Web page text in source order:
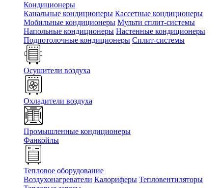
Кондиционеры
Канальные кондиционеры Кассетные кондиционеры
Мобильные кондиционеры Мульти сплит-системы
Напольные кондиционеры Настенные кондиционеры
Подпотолочные кондиционеры Сплит-системы
Осушители воздуха
Охладители воздуха
Промышленные кондиционеры
Фанкойлы
Тепловое оборудование
Воздухонагреватели Калориферы Тепловентиляторы